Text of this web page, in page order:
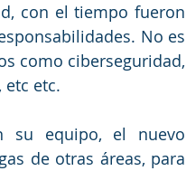
con el tiempo fueron
No es
como ciberseguridad,
etc.
su equipo, el nuevo
de otras áreas, para